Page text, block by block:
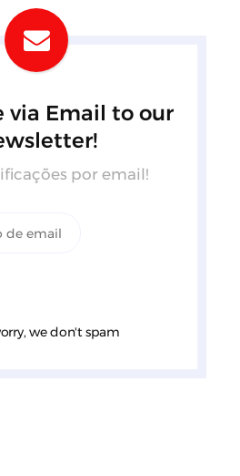
via Email to our
por email!
we don't spam